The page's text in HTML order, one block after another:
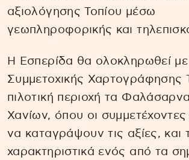
αξιολόγησης Τοπίου μέσω
γεωπληροφορικής και
Η Εσπερίδα θα ολοκληρωθεί
Συμμετοχικής Χαρτογράφησης
πιλοτική περιοχή τα
Χανίων, όπου οι
να καταγράψουν τις αξίες, και
χαρακτηριστικά ενός από τα